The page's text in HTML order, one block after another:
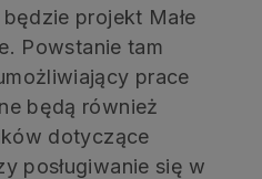
projekt Małe
Powstanie tam
prace
będą również
dotyczące
posługiwanie się w